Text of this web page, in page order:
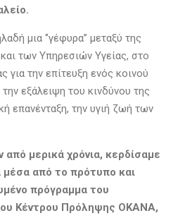
μια ‘’γέφυρα’’ μεταξύ της
των Υπηρεσιών Υγείας, στο
για την επίτευξη ενός κοινού
εξάλειψη του κινδύνου της
επανένταξη, την υγιή ζωή των
μερικά χρόνια, κερδίσαμε
μέσα από το πρότυπο και
πρόγραμμα του
Κέντρου Πρόληψης ΟΚΑΝΑ,